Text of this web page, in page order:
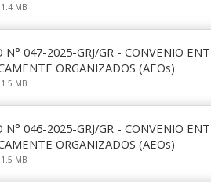
MB
N° 047-2025-GRJ/GR - CONVENIO
ORGANIZADOS (AEOs)
MB
N° 046-2025-GRJ/GR - CONVENIO
ORGANIZADOS (AEOs)
MB